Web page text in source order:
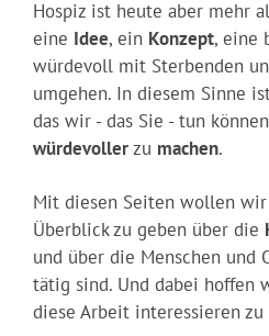
Hospiz ist heute aber mehr
eine Idee, ein Konzept, eine
würdevoll mit Sterbenden
umgehen. In diesem Sinne
das wir - das Sie - tun
würdevollerzu machen.
Mit diesen Seiten wollen
Überblick zu geben über die
und über die Menschen und
tätig sind. Und dabei hoffen
diese Arbeit interessieren zu